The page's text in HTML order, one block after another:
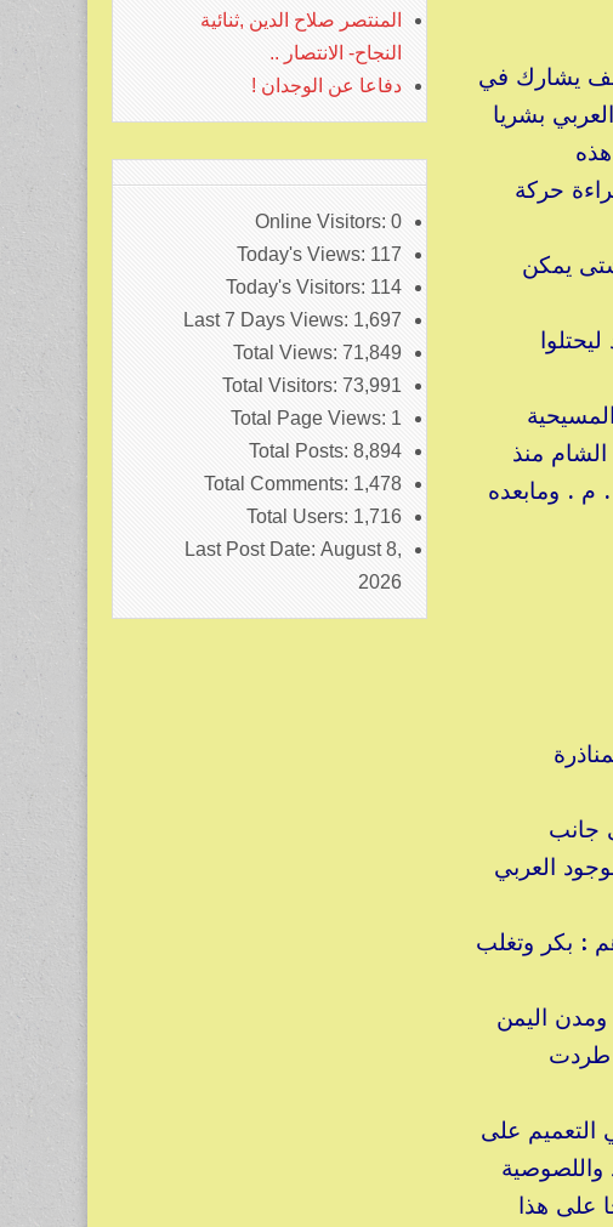
يشارك في
بشريا
حركة
يمكن
منذ
م . ومابعده
جانب
العربي
: بكر وتغلب
اليمن
طردت
التعميم على
واللصوصية
على هذا
المنتصر صلاح الدين ,ثنائية
النجاح- الانتصار ..
دفاعا عن الوجدان !
Online Visitors: 0
Today's Views: 117
Today's Visitors: 114
Last 7 Days Views: 1,697
Total Views: 71,849
Total Visitors: 73,991
Total Page Views: 1
Total Posts: 8,894
Total Comments: 1,478
Total Users: 1,716
Last Post Date: August 8,
2026